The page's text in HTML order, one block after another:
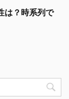
は？時系列で